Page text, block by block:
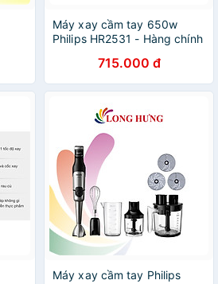
Máy xay cầm tay 650w
Philips HR2531 - Hàng chính
715.000 đ
Máy xay cầm tay Philips